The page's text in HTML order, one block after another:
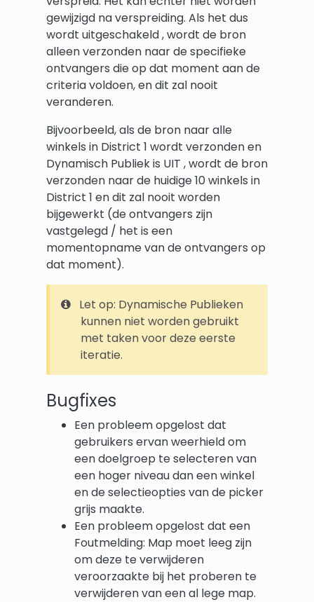
gewijzigd na verspreiding. Als het dus
wordt uitgeschakeld , wordt de bron
alleen verzonden naar de specifieke
ontvangers die op dat moment aan de
criteria voldoen, en dit zal nooit
veranderen.
Bijvoorbeeld, als de bron naar alle
winkels in District 1 wordt verzonden en
Dynamisch Publiek is UIT , wordt de bron
verzonden naar de huidige 10 winkels in
District 1 en dit zal nooit worden
bijgewerkt (de ontvangers zijn
vastgelegd / het is een
momentopname van de ontvangers op
dat moment).
Let op: Dynamische Publieken
kunnen niet worden gebruikt
met taken voor deze eerste
iteratie.
Bugfixes
Een probleem opgelost dat
gebruikers ervan weerhield om
een doelgroep te selecteren van
een hoger niveau dan een winkel
en de selectieopties van de picker
grijs maakte.
Een probleem opgelost dat een
Foutmelding: Map moet leeg zijn
om deze te verwijderen
veroorzaakte bij het proberen te
verwijderen van een al lege map.